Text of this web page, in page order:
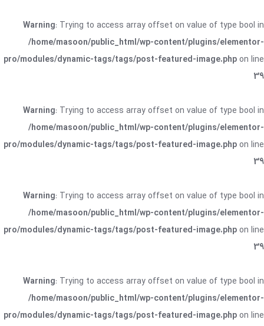
Warning: Trying to access array offset on value of type bool in
/home/masoon/public_html/wp-content/plugins/elementor-
pro/modules/dynamic-tags/tags/post-featured-image.phpon line
39
Warning: Trying to access array offset on value of type bool in
/home/masoon/public_html/wp-content/plugins/elementor-
pro/modules/dynamic-tags/tags/post-featured-image.phpon line
39
Warning: Trying to access array offset on value of type bool in
/home/masoon/public_html/wp-content/plugins/elementor-
pro/modules/dynamic-tags/tags/post-featured-image.phpon line
39
Warning: Trying to access array offset on value of type bool in
/home/masoon/public_html/wp-content/plugins/elementor-
pro/modules/dynamic-tags/tags/post-featured-image.phpon line